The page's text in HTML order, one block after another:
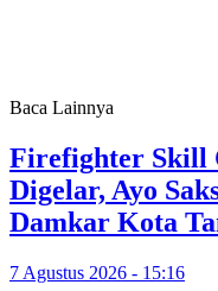
Baca Lainnya
Firefighter Skill
Digelar, Ayo
Damkar Kota
7 Agustus 2026 - 15:16